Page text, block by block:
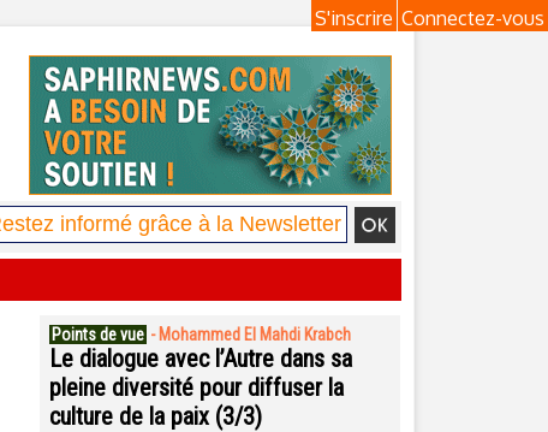
Connectez-vous
S'inscrire
Points de vue - Mohammed El Mahdi Krabch
Le dialogue avec l’Autre dans sa
pleine diversité pour diffuser la
culture de la paix (3/3)